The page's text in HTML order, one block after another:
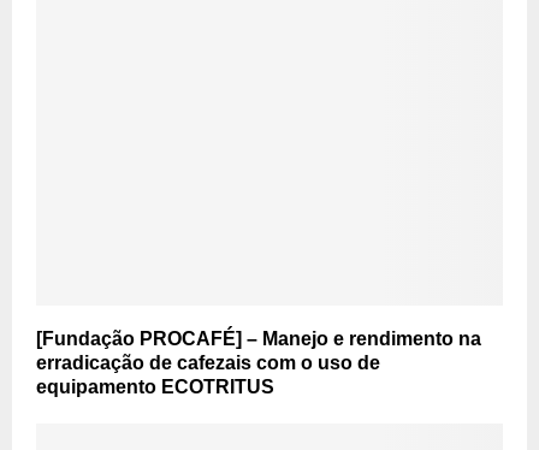
[Fundação PROCAFÉ] – Manejo e rendimento na
erradicação de cafezais com o uso de
equipamento ECOTRITUS